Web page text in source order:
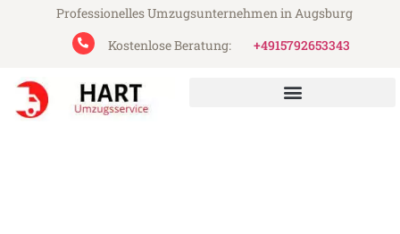
Professionelles Umzugsunternehmen in Augsburg
Kostenlose Beratung:
+4915792653343